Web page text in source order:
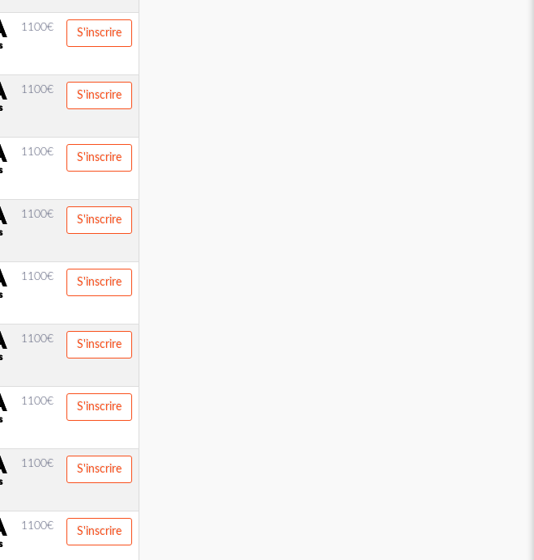
1100€ S'inscrire
1100€ S'inscrire
1100€ S'inscrire
1100€ S'inscrire
1100€ S'inscrire
1100€ S'inscrire
1100€ S'inscrire
1100€ S'inscrire
1100€ S'inscrire